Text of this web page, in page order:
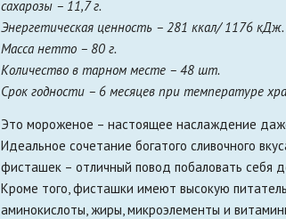
сахарозы – 11,7 г.
Энергетическая ценность – 281 ккал/ 1176 кДж.
Масса нетто – 80 г.
Количество в тарном месте – 48 шт.
Срок годности – 6 месяцев при температуре
Это мороженое – настоящее наслаждение
Идеальное сочетание богатого сливочного
фисташек – отличный повод побаловать себя
Кроме того, фисташки имеют высокую
аминокислоты, жиры, микроэлементы и